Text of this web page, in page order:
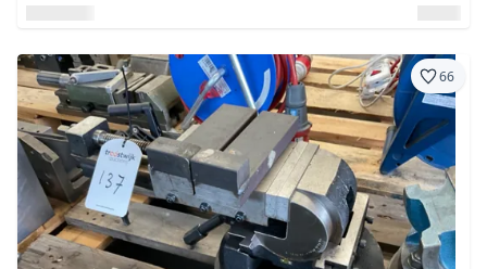
66